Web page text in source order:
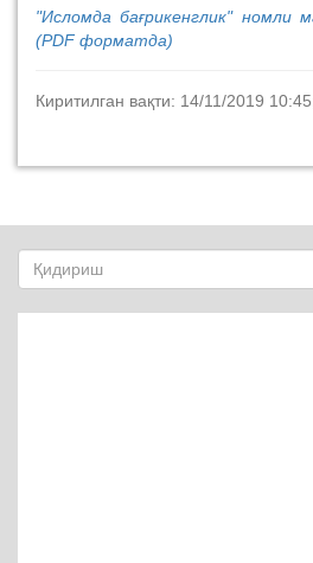
"Исломда бағрикенглик" номли
(PDF форматда)
Киритилган вақти: 14/11/2019